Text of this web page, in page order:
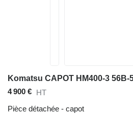
4 900 € HT
Pièce détachée - capot